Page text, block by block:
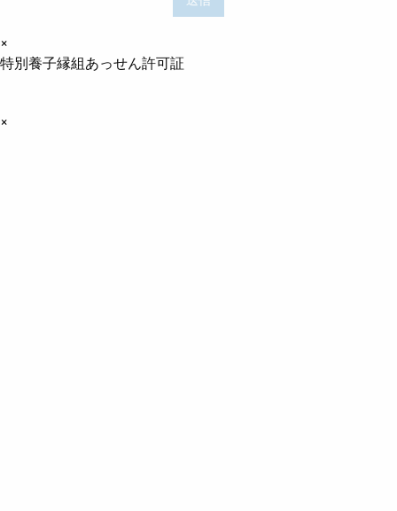
×
特別養子縁組あっせん許可証
×